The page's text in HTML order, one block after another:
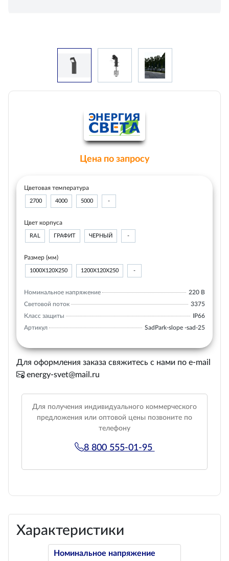
Цена по запросу
Цветовая температура
2700 4000 5000 -
Цвет корпуса
RAL ГРАФИТ ЧЕРНЫЙ -
Размер (мм)
1000Х120Х250 1200Х120Х250 -
Номинальное напряжение
220 В
Световой поток
3375
Класс защиты
IP66
Артикул
SadPark-slope -sad-25
Для оформления заказа свяжитесь с нами по e-mail
energy-svet@mail.ru
Для получения индивидуального коммерческого
предложения или оптовой цены позвоните по
телефону
8 800 555-01-95
Характеристики
Номинальное напряжение